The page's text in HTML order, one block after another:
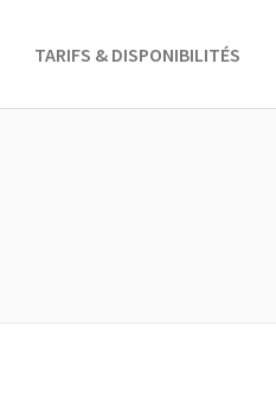
TARIFS & DISPONIBILITÉS